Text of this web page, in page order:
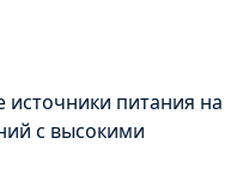
источники питания на
с высокими